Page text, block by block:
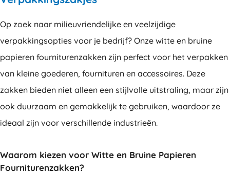
Op zoek naar milieuvriendelijke en veelzijdige
verpakkingsopties voor je bedrijf? Onze witte en bruine
papieren fourniturenzakken zijn perfect voor het verpakken
van kleine goederen, fournituren en accessoires. Deze
zakken bieden niet alleen een stijlvolle uitstraling, maar zijn
ook duurzaam en gemakkelijk te gebruiken, waardoor ze
ideaal zijn voor verschillende industrieën.
Waarom kiezen voor Witte en Bruine Papieren
Fourniturenzakken?